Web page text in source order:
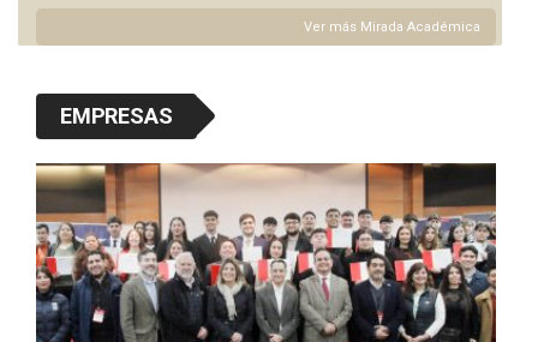
Ver más Mirada Académica
EMPRESAS